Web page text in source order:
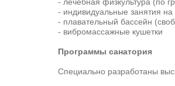
- индивидуальные занятия
- плавательный бассейн
- вибромассажные кушетки
Программы санатория
Специально разработаны